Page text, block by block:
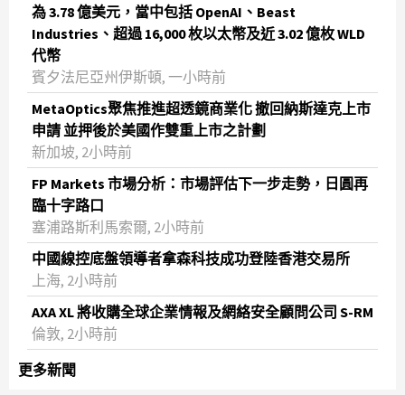
為 3.78 億美元，當中包括 OpenAI、Beast
Industries、超過 16,000 枚以太幣及近 3.02 億枚 WLD
代幣
賓夕法尼亞州伊斯頓, 一小時前
MetaOptics聚焦推進超透鏡商業化 撤回納斯達克上市
申請 並押後於美國作雙重上市之計劃
新加坡, 2小時前
FP Markets 市場分析：市場評估下一步走勢，日圓再
臨十字路口
塞浦路斯利馬索爾, 2小時前
中國線控底盤領導者拿森科技成功登陸香港交易所
上海, 2小時前
AXA XL 將收購全球企業情報及網絡安全顧問公司 S-RM
倫敦, 2小時前
更多新聞